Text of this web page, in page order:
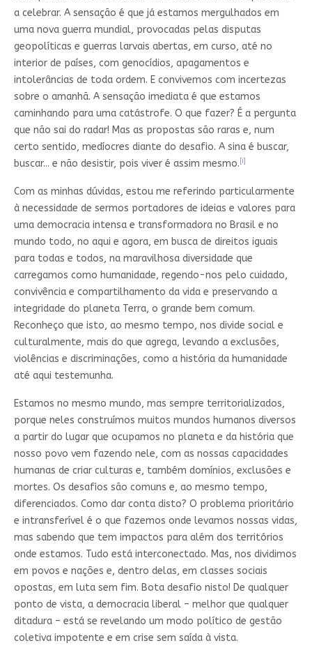
a celebrar. A sensação é que já estamos mergulhados em
uma nova guerra mundial, provocadas pelas disputas
geopolíticas e guerras larvais abertas, em curso, até no
interior de países, com genocídios, apagamentos e
intolerâncias de toda ordem. E convivemos com incertezas
sobre o amanhã. A sensação imediata é que estamos
caminhando para uma catástrofe. O que fazer? É a pergunta
que não sai do radar! Mas as propostas são raras e, num
certo sentido, medíocres diante do desafio. A sina é buscar,
buscar... e não desistir, pois viver é assim mesmo.[i]
Com as minhas dúvidas, estou me referindo particularmente
à necessidade de sermos portadores de ideias e valores para
uma democracia intensa e transformadora no Brasil e no
mundo todo, no aqui e agora, em busca de direitos iguais
para todas e todos, na maravilhosa diversidade que
carregamos como humanidade, regendo-nos pelo cuidado,
convivência e compartilhamento da vida e preservando a
integridade do planeta Terra, o grande bem comum.
Reconheço que isto, ao mesmo tempo, nos divide social e
culturalmente, mais do que agrega, levando a exclusões,
violências e discriminações, como a história da humanidade
até aqui testemunha.
Estamos no mesmo mundo, mas sempre territorializados,
porque neles construímos muitos mundos humanos diversos
a partir do lugar que ocupamos no planeta e da história que
nosso povo vem fazendo nele, com as nossas capacidades
humanas de criar culturas e, também domínios, exclusões e
mortes. Os desafios são comuns e, ao mesmo tempo,
diferenciados. Como dar conta disto? O problema prioritário
e intransferível é o que fazemos onde levamos nossas vidas,
mas sabendo que tem impactos para além dos territórios
onde estamos. Tudo está interconectado. Mas, nos dividimos
em povos e nações e, dentro delas, em classes sociais
opostas, em luta sem fim. Bota desafio nisto! De qualquer
ponto de vista, a democracia liberal – melhor que qualquer
ditadura – está se revelando um modo político de gestão
coletiva impotente e em crise sem saída à vista.